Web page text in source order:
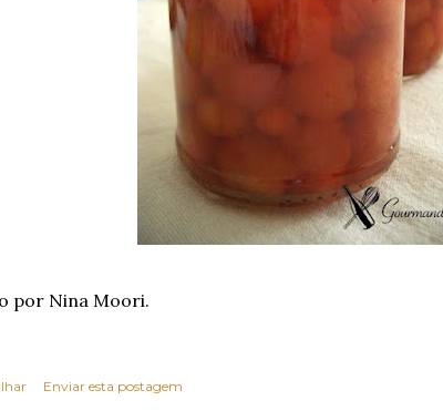
por Nina Moori.
Enviar esta postagem